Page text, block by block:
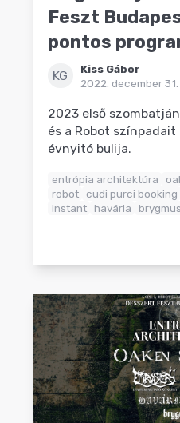
Feszt
pontos
KG
Kiss Gábor
2022. december 31.
2023 első
és a Robot színpadait
évnyitó bulija.
entrópia architektúra
robot cudi purci booking
instant havária brygmus